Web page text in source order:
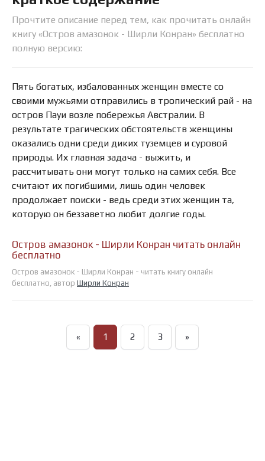
Прочтите описание перед тем, как прочитать онлайн
книгу «Остров амазонок - Ширли Конран» бесплатно
полную версию:
Пять богатых, избалованных женщин вместе со
своими мужьями отправились в тропический рай - на
остров Пауи возле побережья Австралии. В
результате трагических обстоятельств женщины
оказались одни среди диких туземцев и суровой
природы. Их главная задача - выжить, и
рассчитывать они могут только на самих себя. Все
считают их погибшими, лишь один человек
продолжает поиски - ведь среди этих женщин та,
которую он беззаветно любит долгие годы.
Остров амазонок - Ширли Конран читать онлайн
бесплатно
Остров амазонок - Ширли Конран - читать книгу онлайн
бесплатно, автор Ширли Конран
« 1 2 3 »